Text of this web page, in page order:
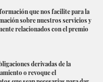
que nos facilite para la
sobre nuestros servicios y
relacionados con el premio
derivadas de la
o revoque el